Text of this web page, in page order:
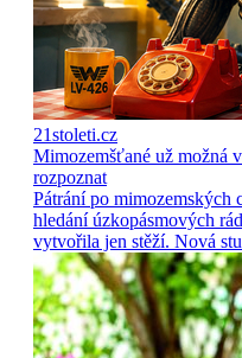
21stoleti.cz
Mimozemšťané už možná
rozpoznat
Pátrání po mimozemských
hledání úzkopásmových
vytvořila jen stěží. Nová